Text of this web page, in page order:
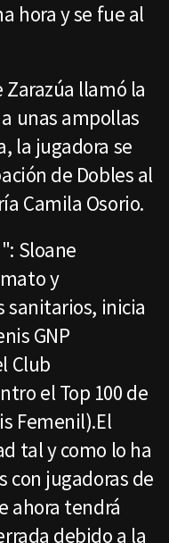
hora y se fue al
Zarazúa llamó la
unas ampollas
la jugadora se
de Dobles al
Camila Osorio.
Sloane
y
sanitarios, inicia
GNP
Club
el Top 100 de
Femenil).El
tal y como lo ha
con jugadoras de
ahora tendrá
debido a la